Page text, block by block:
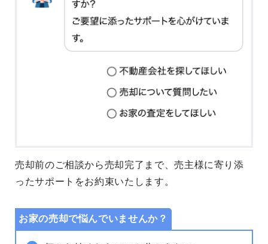
売却前のご相談から売却完了まで、売主様に寄り添
ったサポートをお約束いたします。
お家の売却で悩んでいませんか？